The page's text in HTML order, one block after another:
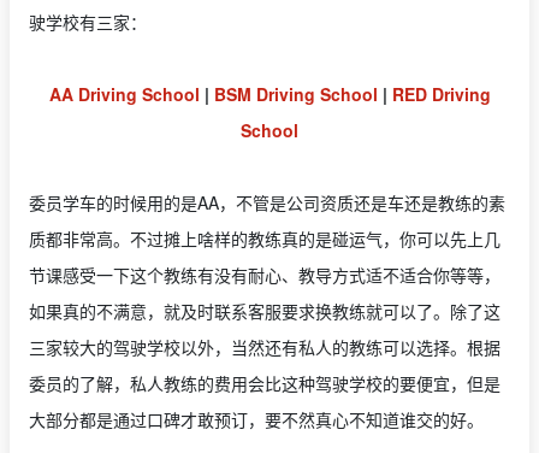
驶学校有三家：
AA Driving School | BSM Driving School | RED Driving
School
委员学车的时候用的是AA，不管是公司资质还是车还是教练的素
质都非常高。不过摊上啥样的教练真的是碰运气，你可以先上几
节课感受一下这个教练有没有耐心、教导方式适不适合你等等，
如果真的不满意，就及时联系客服要求换教练就可以了。除了这
三家较大的驾驶学校以外，当然还有私人的教练可以选择。根据
委员的了解，私人教练的费用会比这种驾驶学校的要便宜，但是
大部分都是通过口碑才敢预订，要不然真心不知道谁交的好。